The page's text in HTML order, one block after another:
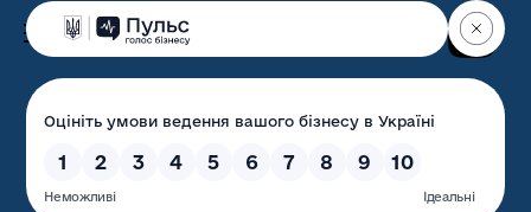
Волинська обласна
державна адміністрація